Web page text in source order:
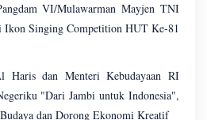
VI/Mulawarman Mayjen TNI
Ikon Singing Competition HUT Ke-81
Haris dan Menteri Kebudayaan RI
"Dari Jambi untuk Indonesia",
dan Dorong Ekonomi Kreatif